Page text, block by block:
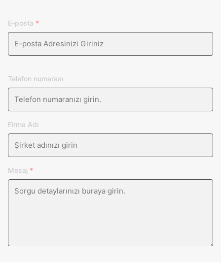
E-posta *
Telefon numarası
Firma Adı
Mesaj *